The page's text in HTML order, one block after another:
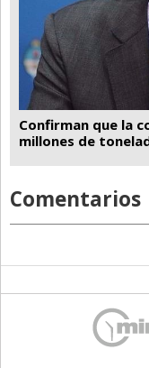
Confirman que la
millones de
Comentarios